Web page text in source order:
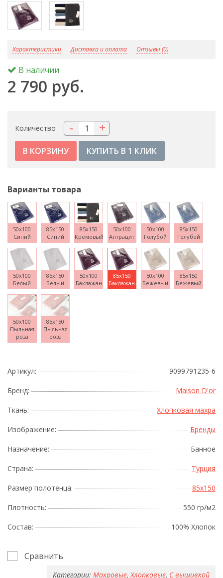
Характеристики Доставка и оплата Отзывы (0)
В наличии
2 790 руб.
Количество +
-
КУПИТЬ В 1 КЛИК
Варианты товара
50x100
Синий
85x150
Синий
85x150
Кремовый
50x100
Антрацит
50x100
Голубой
85x150
Голубой
50x100
Белый
85x150
Белый
50x100
Баклажан
85x150
Баклажан
50x100
Бежевый
85x150
Бежевый
50x100
Пыльная
роза
85x150
Пыльная
роза
Артикул: 9099791235-6
Бренд: Maison D'or
Ткань: Хлопковая махра
Изображение: Бренды
Назначение: Банное
Страна: Турция
Размер полотенца: 85x150
Плотность: 550 гр/м2
Состав: 100% Хлопок
Сравнить
Категории: Махровые,Хлопковые, С вышивкой